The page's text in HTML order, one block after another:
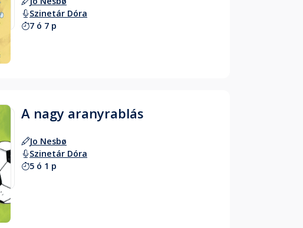
Szinetár Dóra
7 ó 7 p
A nagy aranyrablás
Jo Nesbø
Szinetár Dóra
5 ó 1 p